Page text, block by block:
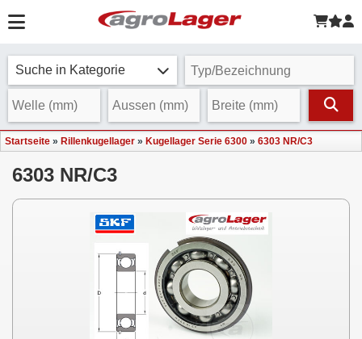
Suche in Kategorie
Startseite » Rillenkugellager » Kugellager Serie 6300 » 6303 NR/C3
6303 NR/C3